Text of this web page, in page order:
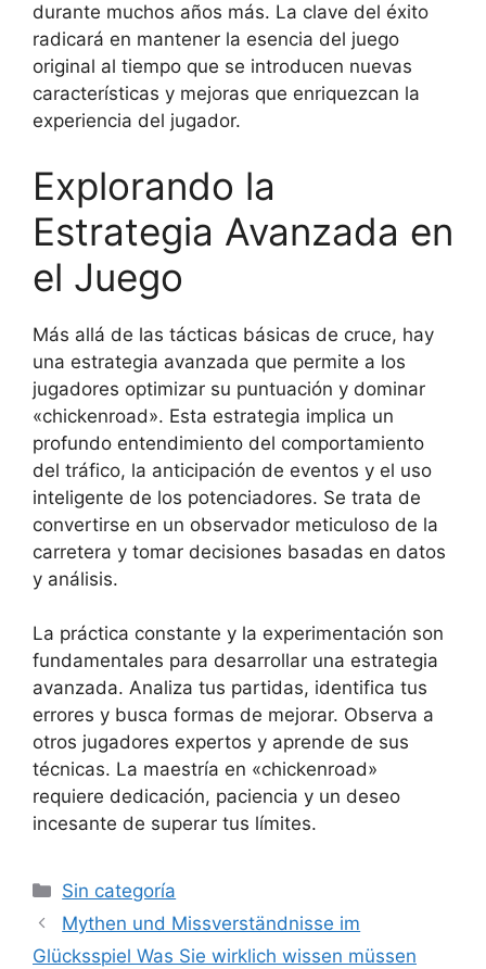
durante muchos años más. La clave del éxito
radicará en mantener la esencia del juego
original al tiempo que se introducen nuevas
características y mejoras que enriquezcan la
experiencia del jugador.
Explorando la
Estrategia Avanzada en
el Juego
Más allá de las tácticas básicas de cruce, hay
una estrategia avanzada que permite a los
jugadores optimizar su puntuación y dominar
«chickenroad». Esta estrategia implica un
profundo entendimiento del comportamiento
del tráfico, la anticipación de eventos y el uso
inteligente de los potenciadores. Se trata de
convertirse en un observador meticuloso de la
carretera y tomar decisiones basadas en datos
y análisis.
La práctica constante y la experimentación son
fundamentales para desarrollar una estrategia
avanzada. Analiza tus partidas, identifica tus
errores y busca formas de mejorar. Observa a
otros jugadores expertos y aprende de sus
técnicas. La maestría en «chickenroad»
requiere dedicación, paciencia y un deseo
incesante de superar tus límites.
Sin categoría
Mythen und Missverständnisse im
Glücksspiel Was Sie wirklich wissen müssen